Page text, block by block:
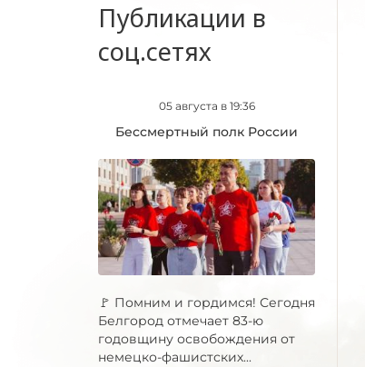
Публикации в
соц.сетях
05 августа в 19:36
Бессмертный полк России
🚩 Помним и гордимся! Сегодня
Белгород отмечает 83-ю
годовщину освобождения от
немецко-фашистских...